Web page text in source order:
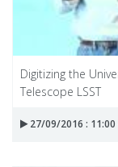
Digitizing the
Telescope LSST
27/09/2016 : 11:00